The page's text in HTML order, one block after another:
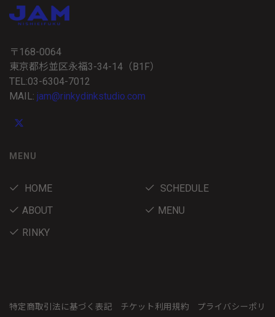
〒168-0064
東京都杉並区永福3-34-14（B1F）
TEL:03-6304-7012
MAIL: jam@rinkydinkstudio.com
MENU
HOME
SCHEDULE
ABOUT
MENU
RINKY
特定商取引法に基づく表記 チケット利用規約
プライバシーポリ